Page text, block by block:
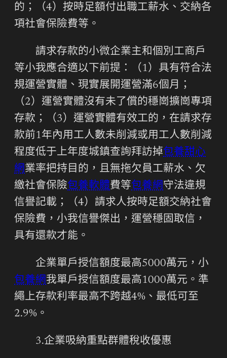
的；（4）按時足額付出職工薪水、交納各
項社會保險費等。
請求存款的小微企業主和個別工商戶
等小我應合適以下前提：（1）具有符合法
規運營實體、現實展開運營滿6個月；
（2）運營實體沒有未了償的穩崗擴崗專項
存款；（3）運營實體有效工的，在請求存
款前1年內用工人數未削減或用工人數削減
程度低于上年度城鎮查詢拜訪掉包養甜心
網業率把持目的，且無拖欠員工薪水、欠
繳社會保險包養軟體費等包養網守法違規
信譽記載；（4）請求人按時足額交納社會
保險費，小我信譽傑出，運營穩固取信，
具有還款才能。
企業單戶授信額度最高5000萬元，小
包養網我單戶授信額度最高1000萬元。準
繩上存款利率最高不跨越4%、最低可至
2.9%。
3.企業吸納重點群體稅收優惠